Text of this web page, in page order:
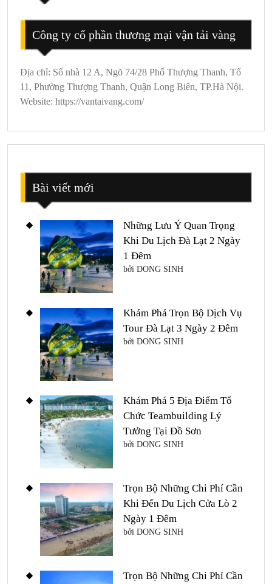
Măng
Đen
Công ty cổ phần thương mại vận tải vàng
Địa chỉ: Số nhà 12 A, Ngõ 74/28 Phố Thượng Thanh, Tổ
11, Phường Thượng Thanh, Quận Long Biên, TP.Hà Nội.
Website: https://vantaivang.com/
Bài viết mới
Những Lưu Ý Quan Trọng
Khi Du Lịch Đà Lạt 2 Ngày
1 Đêm
bởi DONG SINH
Khám Phá Trọn Bộ Dịch Vụ
Tour Đà Lạt 3 Ngày 2 Đêm
bởi DONG SINH
Khám Phá 5 Địa Điểm Tổ
Chức Teambuilding Lý
Tưởng Tại Đồ Sơn
bởi DONG SINH
Trọn Bộ Những Chi Phí Cần
Khi Đến Du Lịch Cửa Lò 2
Ngày 1 Đêm
bởi DONG SINH
Trọn Bộ Những Chi Phí Cần